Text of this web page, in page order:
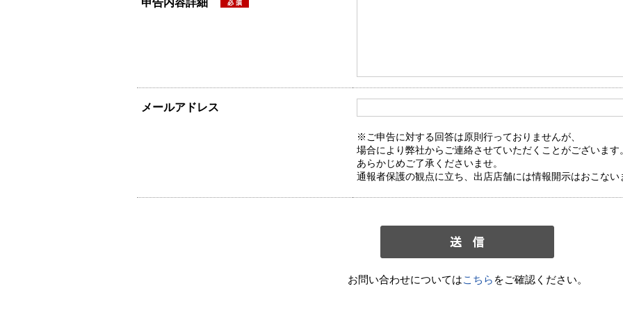
申告内容詳細
メールアドレス
※ご申告に対する回答は原則行っておりませんが、
場合により弊社からご連絡させていただくことがございます。
あらかじめご了承くださいませ。
通報者保護の観点に立ち、出店店舗には情報開示はおこない
お問い合わせについてはこちら をご確認ください。